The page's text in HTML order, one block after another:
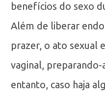
benefícios do sexo
Além de liberar
prazer, o ato sexual
vaginal,
entanto, caso haja